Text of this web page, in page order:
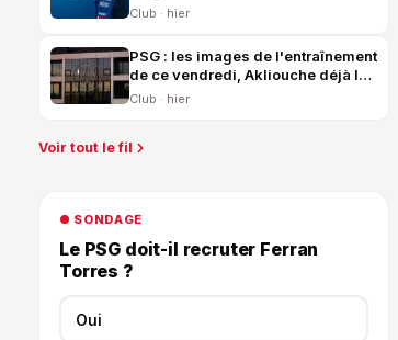
Club · hier
PSG : les images de l'entraînement
de ce vendredi, Akliouche déjà là
et United en vue
Club · hier
Voir tout le fil
● SONDAGE
Le PSG doit-il recruter Ferran
Torres ?
Oui